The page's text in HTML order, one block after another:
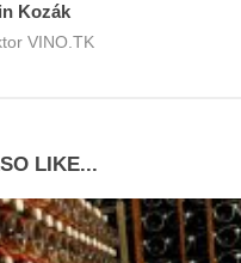
Kozák
VINO.TK
LIKE...